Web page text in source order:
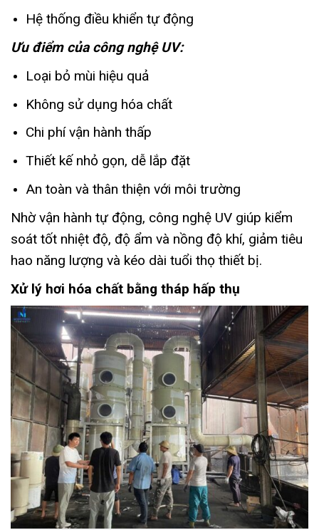
Hệ thống điều khiển tự động
Ưu điểm của công nghệ UV:
Loại bỏ mùi hiệu quả
Không sử dụng hóa chất
Chi phí vận hành thấp
Thiết kế nhỏ gọn, dễ lắp đặt
An toàn và thân thiện với môi trường
Nhờ vận hành tự động, công nghệ UV giúp kiểm
soát tốt nhiệt độ, độ ẩm và nồng độ khí, giảm tiêu
hao năng lượng và kéo dài tuổi thọ thiết bị.
Xử lý hơi hóa chất bằng tháp hấp thụ